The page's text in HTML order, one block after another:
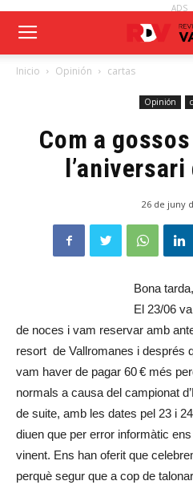
ADS
Inicio Opinión cartas
Opinión
Com a
26 de juny
Bona
El 23/06
de noces i vam reservar amb
resort de Vallromanes i després
vam haver de pagar 60 € més
normals a causa del campionat
de suite, amb les dates pel 23 i
diuen que per error informàtic
vinent. Ens han oferit que
perquè segur que a cop de